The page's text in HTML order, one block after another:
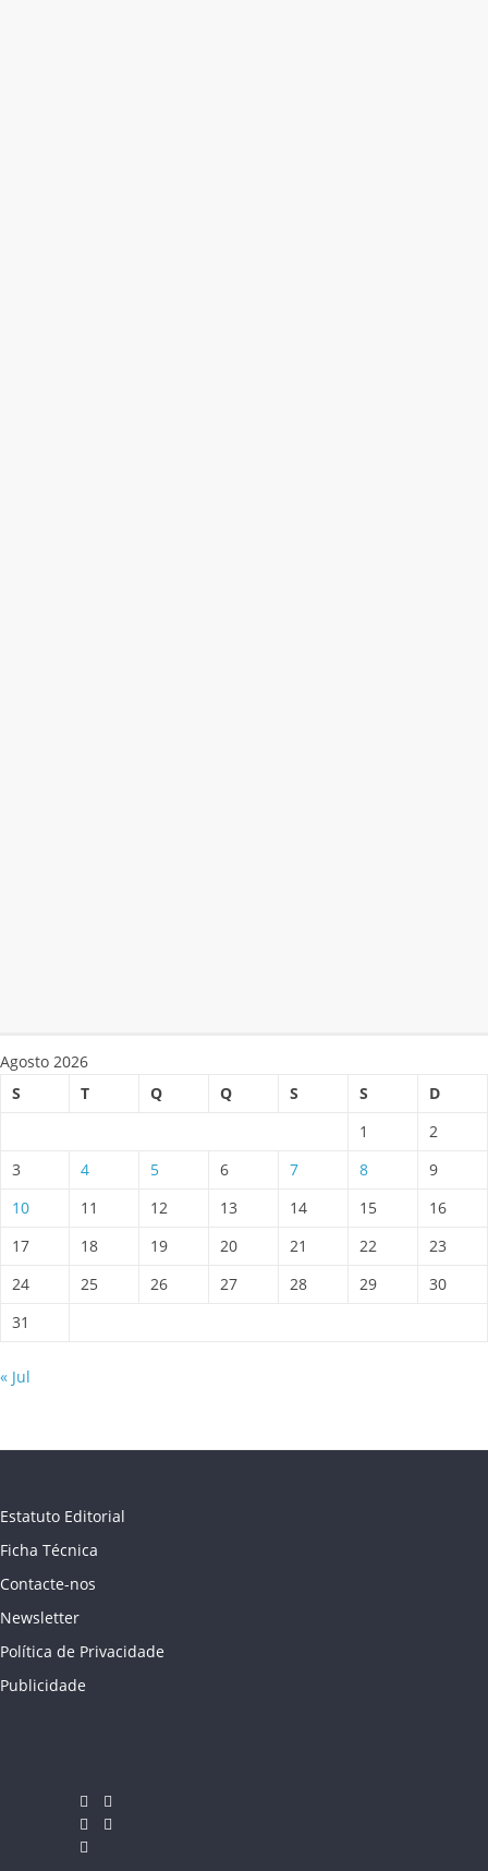
Agosto 2026
S
T Q Q S S
D
1
2
3
4 5 6 7 8
9
10
11 12 13 14 15
16
17
18 19 20 21 22
23
24
25 26 27 28 29
30
31
« Jul
Estatuto Editorial
Ficha Técnica
Contacte-nos
Newsletter
Política de Privacidade
Publicidade